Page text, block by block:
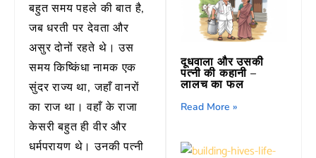
बहुत समय पहले की बात है,
जब धरती पर देवता और
असुर दोनों रहते थे। उस
समय किष्किंधा नामक एक
सुंदर राज्य था, जहाँ वानरों
का राज था। वहाँ के राजा
केसरी बहुत ही वीर और
धर्मपरायण थे। उनकी पत्नी
दूधवाला और उसकी
पत्नी की कहानी –
लालच का फल
Read More »